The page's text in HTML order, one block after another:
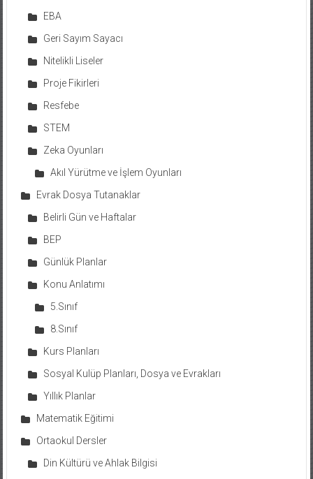
EBA
Geri Sayım Sayacı
Nitelikli Liseler
Proje Fikirleri
Resfebe
STEM
Zeka Oyunları
Akıl Yürütme ve İşlem Oyunları
Evrak Dosya Tutanaklar
Belirli Gün ve Haftalar
BEP
Günlük Planlar
Konu Anlatımı
5.Sınıf
8.Sınıf
Kurs Planları
Sosyal Kulüp Planları, Dosya ve Evrakları
Yıllık Planlar
Matematik Eğitimi
Ortaokul Dersler
Din Kültürü ve Ahlak Bilgisi